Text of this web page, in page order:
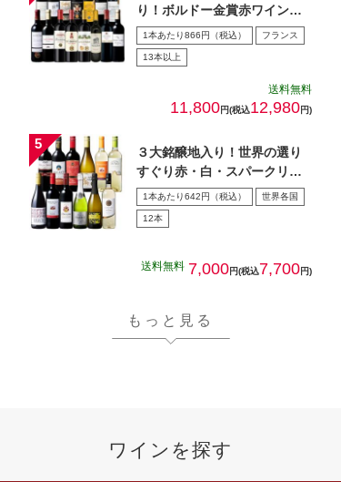
り！ボルドー金賞赤ワイン１
５本セット 第28弾
1本あたり866円（税込） フランス
13本以上
送料無料
11,800円(税込12,980円)
３大銘醸地入り！世界の選り
すぐり赤・白・スパークリン
グワイン飲み比べ１2本セッ
ト…
1本あたり642円（税込） 世界各国
12本
送料無料 7,000円(税込7,700円)
もっと見る
ワインを探す